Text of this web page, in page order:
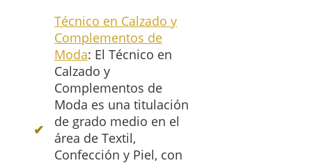
Técnico en Calzado y
Complementos de
Moda: El Técnico en
Calzado y
Complementos de
Moda es una titulación
de grado medio en el
área de Textil,
Confección y Piel, con